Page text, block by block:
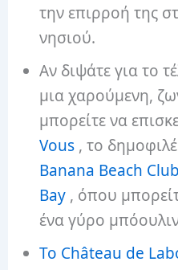
την επιρροή της
νησιού.
Αν διψάτε για το
μια χαρούμενη,
μπορείτε να
Vous , το
Banana Beach Club
Bay , όπου
ένα γύρο
Το Château de